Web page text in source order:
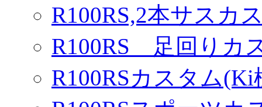
R100RS,2本サスカ
R100RS 足回りカ
R100RSカスタム(Ki